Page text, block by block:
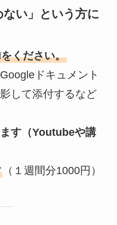
い」という方に
ください。
ドキュメント
して添付するなど
す（Youtubeや講
（１週間分1000円）